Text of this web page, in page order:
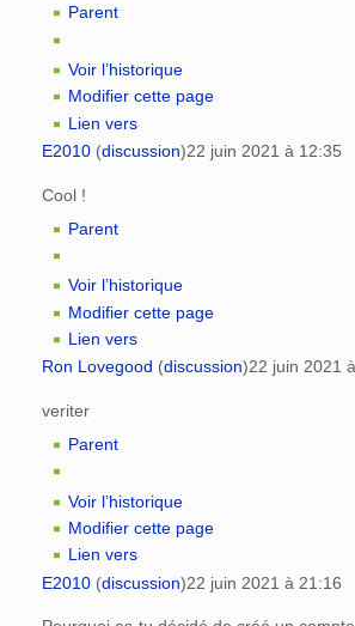
Parent
Voir l’historique
Modifier cette page
Lien vers
E2010 (discussion)22 juin 2021 à 12:35
Cool !
Parent
Voir l’historique
Modifier cette page
Lien vers
Ron Lovegood (discussion)22 juin 2021
veriter
Parent
Voir l’historique
Modifier cette page
Lien vers
E2010 (discussion)22 juin 2021 à 21:16